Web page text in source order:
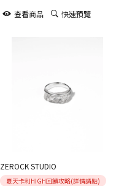
查看商品 快速預覽
ZEROCK STUDIO
夏天卡利HIGH回饋攻略(詳情請點)